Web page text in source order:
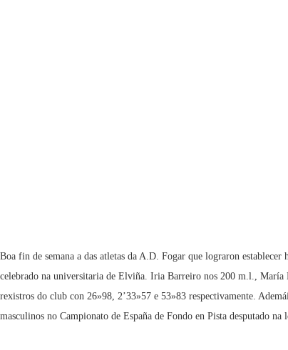
Boa fin de semana a das atletas da A.D. Fogar que lograron
celebrado na universitaria de Elviña. Iria Barreiro nos 200 m.l.,
rexistros do club con 26»98, 2’33»57 e 53»83 respectivamente.
masculinos no Campionato de España de Fondo en Pista desputado